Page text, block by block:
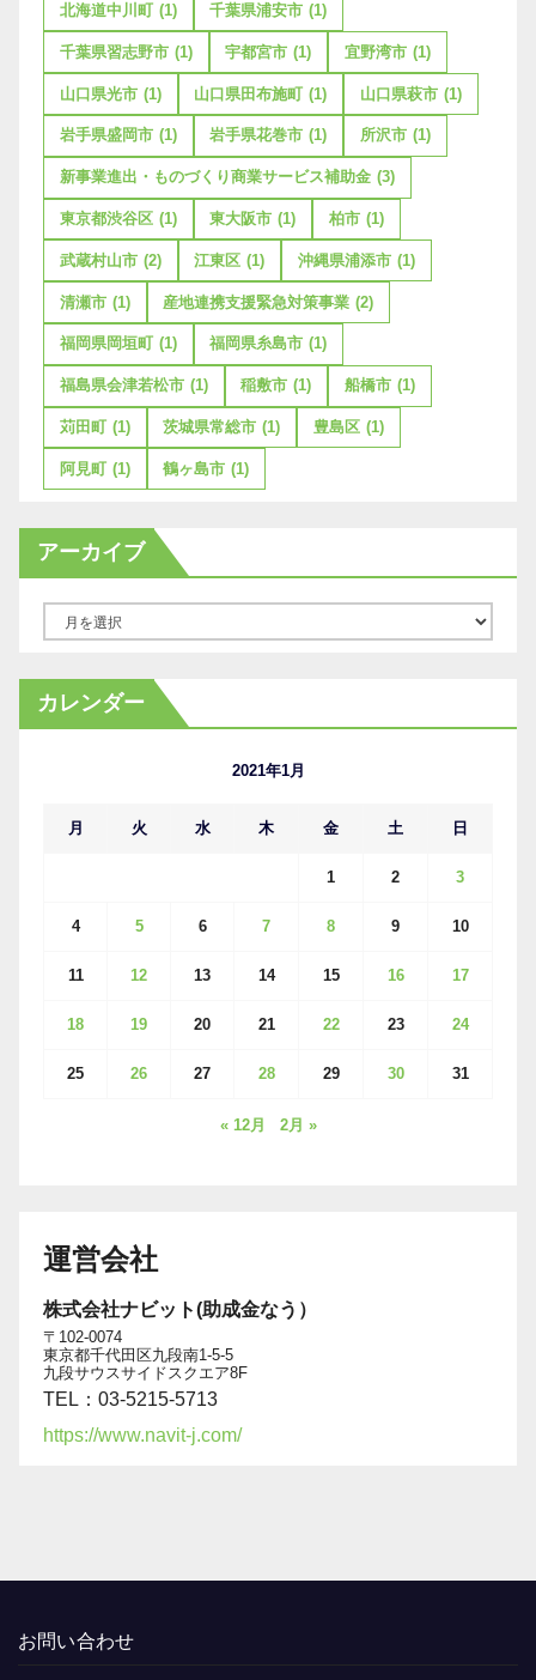
北海道中川町 (1) 千葉県浦安市 (1)
千葉県習志野市 (1) 宇都宮市 (1) 宜野湾市 (1)
山口県光市 (1) 山口県田布施町 (1) 山口県萩市 (1)
岩手県盛岡市 (1) 岩手県花巻市 (1) 所沢市 (1)
新事業進出・ものづくり商業サービス補助金 (3)
東京都渋谷区 (1) 東大阪市 (1) 柏市 (1)
武蔵村山市 (2) 江東区 (1) 沖縄県浦添市 (1)
清瀬市 (1) 産地連携支援緊急対策事業 (2)
福岡県岡垣町 (1) 福岡県糸島市 (1)
福島県会津若松市 (1) 稲敷市 (1) 船橋市 (1)
苅田町 (1) 茨城県常総市 (1) 豊島区 (1)
阿見町 (1) 鶴ヶ島市 (1)
アーカイブ
カ
イ
カレンダー
2021年1月
月 火 水 木 金 土 日
1 2 3
4 5 6 7 8 9 10
11 12 13 14 15 16 17
18 19 20 21 22 23 24
25 26 27 28 29 30 31
« 12月 2月 »
運営会社
株式会社ナビット(助成金なう）
〒102-0074
東京都千代田区九段南1-5-5
九段サウスサイドスクエア8F
TEL：03-5215-5713
https://www.navit-j.com/
お問い合わせ